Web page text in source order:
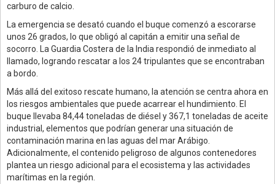
carburo de calcio.
La emergencia se desató cuando el buque comenzó a escorarse
unos 26 grados, lo que obligó al capitán a emitir una señal de
socorro. La Guardia Costera de la India respondió de inmediato al
llamado, logrando rescatar a los 24 tripulantes que se encontraban
a bordo.
Más allá del exitoso rescate humano, la atención se centra ahora en
los riesgos ambientales que puede acarrear el hundimiento. El
buque llevaba 84,44 toneladas de diésel y 367,1 toneladas de aceite
industrial, elementos que podrían generar una situación de
contaminación marina en las aguas del mar Arábigo.
Adicionalmente, el contenido peligroso de algunos contenedores
plantea un riesgo adicional para el ecosistema y las actividades
marítimas en la región.